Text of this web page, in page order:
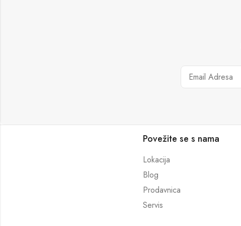
Povežite se s nama
Lokacija
Blog
Prodavnica
Servis